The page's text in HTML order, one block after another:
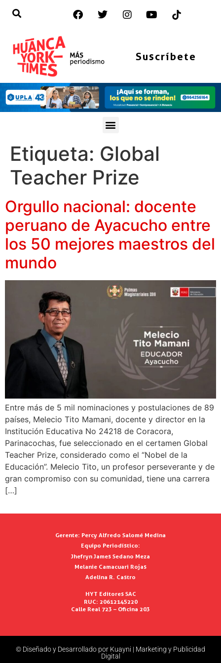
Suscríbete
Etiqueta: Global
Teacher Prize
Orgullo nacional: docente
peruano de Ayacucho entre
los 50 mejores maestros del
mundo
Entre más de 5 mil nominaciones y postulaciones de 89
países, Melecio Tito Mamani, docente y director en la
Institución Educativa No 24218 de Coracora,
Parinacochas, fue seleccionado en el certamen Global
Teacher Prize, considerado como el “Nobel de la
Educación”. Melecio Tito, un profesor perseverante y de
gran compromiso con su comunidad, tiene una carrera
[…]
Gerente: Percy Alfredo Salomé Medina
Equipo Periodístico:
Jhefryn James Sedano Meza
Melanie Camacuari Rojas
Adelina R. Castro
HYT Editores SAC
RUC: 20612145220
Calle Real 723 – Oficina 203
© Diseñado y Desarrollado por Kuayni | Marketing y Publicidad
Digital